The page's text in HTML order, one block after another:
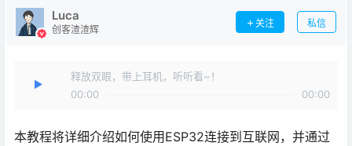
Luca
创客渣渣辉
关注 私信
释放双眼，带上耳机，听听看~！
00:00
00:00
本教程将详细介绍如何使用ESP32连接到互联网，并通过